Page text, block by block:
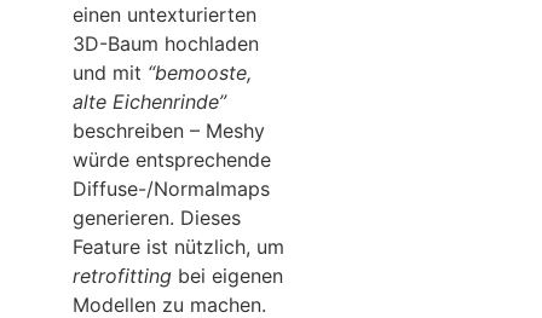
einen untexturierten
3D-Baum hochladen
und mit “bemooste,
alte Eichenrinde”
beschreiben – Meshy
würde entsprechende
Diffuse-/Normalmaps
generieren. Dieses
Feature ist nützlich, um
retrofitting bei eigenen
Modellen zu machen.